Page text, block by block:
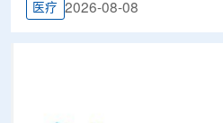
医疗 2026-08-08